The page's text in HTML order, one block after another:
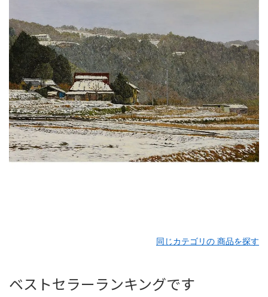
同じカテゴリの 商品を探す
ベストセラーランキングです